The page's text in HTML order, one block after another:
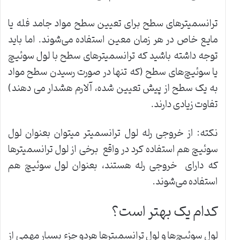
ترانسمیترهای سطح برای تعیین سطح مواد جامد فله یا
مایع خاص در هر زمان معین استفاده می‌شوند. اما باید
توجه داشته باشید که ترانسمیترهای سطح با لول سوئیچ
یا سوئیچ‌های سطح (که تنها در صورت رسیدن سطح مواد
به یک سطح از پیش تعیین شده، آلارم هشدار می دهند)
تفاوت زیادی دارند.
نکته: از خروجی رله لول ترانسمیتر میتوان بعنوان لول
سوئیچ هم استفاده کرد در واقع برخی از لول ترانسمیترها
که دارای خروجی رله هستند، بعنوان لول سوئیچ هم
استفاده می‌شوند.
کدام یک بهتر است؟